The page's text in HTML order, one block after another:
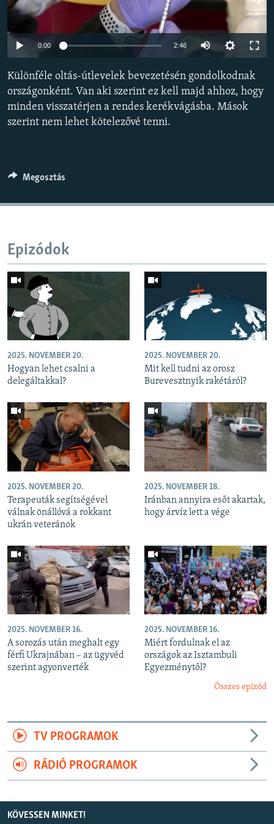
EURÓPAI UNIÓ
VILÁG
KLÍMAVÁLTOZÁS
A MÚLT TANULSÁGAI
KÖVESSEN MINKET!
0:00 2:46
360p
480p
Különféle oltás-útlevelek bevezetésén gondolkodnak
országonként. Van aki szerint ez kell majd ahhoz, hogy
minden visszatérjen a rendes kerékvágásba. Mások
szerint nem lehet kötelezővé tenni.
Megosztás
Epizódok
2025. NOVEMBER 20.
Hogyan lehet csalni a
delegáltakkal?
2025. NOVEMBER 20.
Mit kell tudni az orosz
Burevesztnyik rakétáról?
2025. NOVEMBER 20.
Terapeuták segítségével
válnak önállóvá a rokkant
ukrán veteránok
2025. NOVEMBER 18.
Iránban annyira esőt akartak,
hogy árvíz lett a vége
2025. NOVEMBER 16.
A sorozás után meghalt egy
férfi Ukrajnában – az ügyvéd
szerint agyonverték
2025. NOVEMBER 16.
Miért fordulnak el az
országok az Isztambuli
Egyezménytől?
Összes epizód
TV PROGRAMOK
RÁDIÓ PROGRAMOK
KÖVESSEN MINKET!